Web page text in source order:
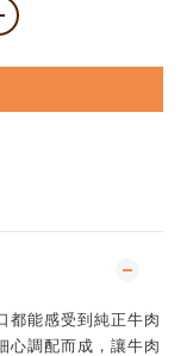
都能感受到純正牛肉
心調配而成，讓牛肉